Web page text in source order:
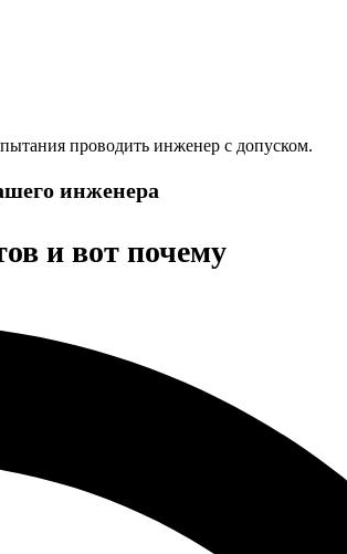
проводить инженер с допуском.
инженера
и вот почему